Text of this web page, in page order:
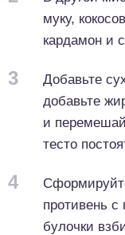
муку,
кардамон и
3
Добавьте
добавьте
и
тесто
4
противень
булочки